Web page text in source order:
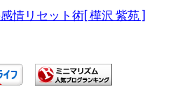
情リセット術[ 樺沢 紫苑 ]